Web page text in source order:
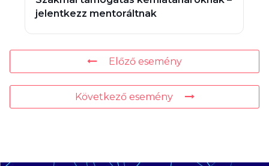
jelentkezz mentoráltnak
Előző esemény
Következő esemény